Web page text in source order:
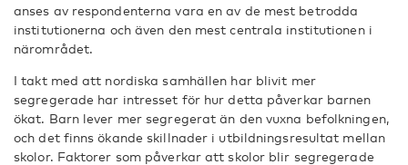
anses av respondenterna vara en av de mest betrodda
institutionerna och även den mest centrala institutionen i
närområdet.
I takt med att nordiska samhällen har blivit mer
segregerade har intresset för hur detta påverkar barnen
ökat. Barn lever mer segregerat än den vuxna befolkningen,
och det finns ökande skillnader i utbildningsresultat mellan
skolor. Faktorer som påverkar att skolor blir segregerade